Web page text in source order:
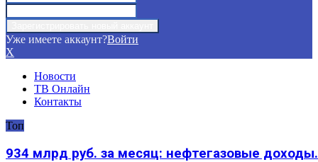
Уже имеете аккаунт?Войти
X
Новости
ТВ Онлайн
Контакты
Топ
934 млрд руб. за месяц: нефтегазовые